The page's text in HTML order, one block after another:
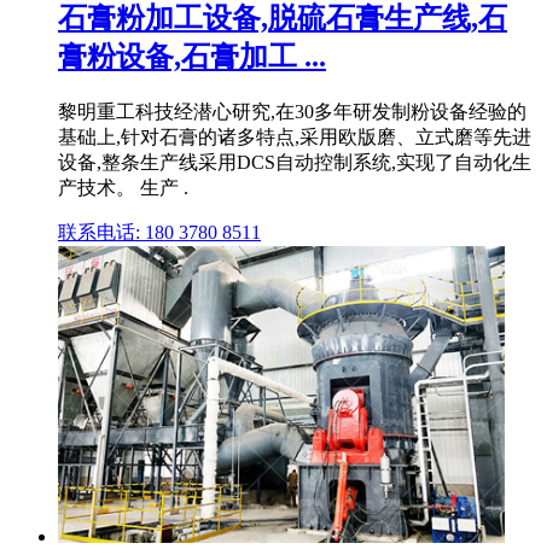
石膏粉加工设备,脱硫石膏生产线,石
膏粉设备,石膏加工 ...
黎明重工科技经潜心研究,在30多年研发制粉设备经验的
基础上,针对石膏的诸多特点,采用欧版磨、立式磨等先进
设备,整条生产线采用DCS自动控制系统,实现了自动化生
产技术。 生产 .
联系电话: 180 3780 8511